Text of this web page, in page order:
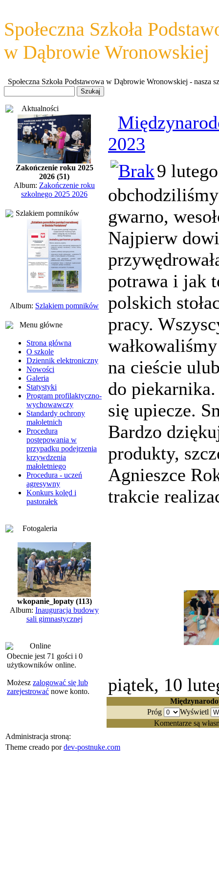
Społeczna Szkoła
w Dąbrowie Wronowskiej
Społeczna Szkoła Podstawowa w Dąbrowie Wronowskiej - nasza
Aktualności
Zakończenie roku 2025
2026 (51)
Album: Zakończenie roku
szkolnego 2025 2026
Szlakiem pomników
Album: Szlakiem pomników
Menu główne
Strona główna
O szkole
Dziennik elektroniczny
Nowości
Galeria
Statystyki
Program profilaktyczno-
wychowawczy
Standardy ochrony
małoletnich
Procedura
postępowania w
przypadku podejrzenia
krzywdzenia
małoletniego
Procedura - uczeń
agresywny
Konkurs kolęd i
pastorałek
Fotogaleria
wkopanie_lopaty (113)
Album: Inauguracja budowy
sali gimnastycznej
Online
Obecnie jest 71 gości i 0
użytkowników online.
Możesz zalogować się lub
zarejestrować nowe konto.
2023
9
gwarno,
Najpierw
potrawa i jak
polskich
pracy.
na cieście
do
się upiecze.
Bardzo
produkty,
Agnieszce
trakcie
piątek, 10
Próg
Wyświetl
Komentarze są
Administracja stroną:
Theme creado pordev-postnuke.com